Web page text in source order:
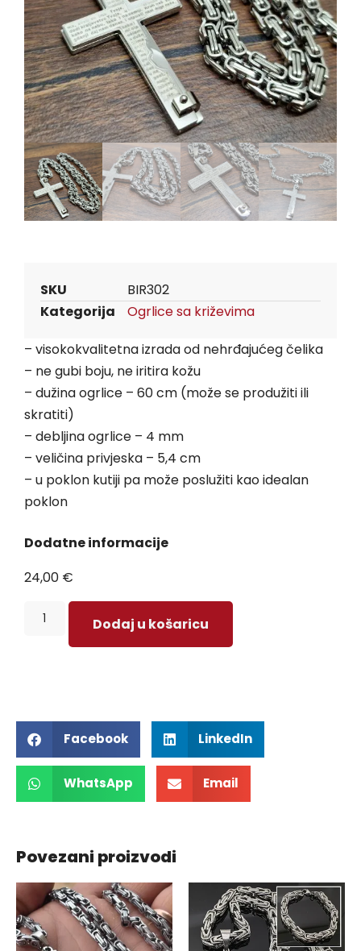
SKU BIR302
Kategorija Ogrlice sa križevima
– visokokvalitetna izrada od nehrđajućeg čelika
– ne gubi boju, ne iritira kožu
– dužina ogrlice – 60 cm (može se produžiti ili
skratiti)
– debljina ogrlice – 4 mm
– veličina privjeska – 5,4 cm
– u poklon kutiji pa može poslužiti kao idealan
poklon
Dodatne informacije
24,00 €
Dodaj u košaricu
Facebook LinkedIn
WhatsApp Email
Povezani proizvodi